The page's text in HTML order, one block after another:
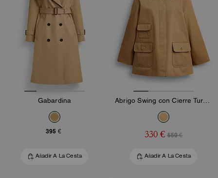
Gabardina
395 €
Añadir A La Cesta
330 € 550 €
Añadir A La Cesta